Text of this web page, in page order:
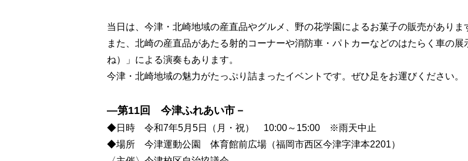
当日は、今津・北崎地域の産直品やグルメ、野の花学園によるお菓子の販売がありま
また、北崎の産直品があたる射的コーナーや消防車・パトカーなどのはたらく車の
ね）」による演奏もあります。
今津・北崎地域の魅力がたっぷり詰まったイベントです。ぜひ足をお運びください。
―第11回 今津ふれあい市－
◆日時 令和7年5月5日（月・祝） 10:00～15:00 ※雨天中止
◆場所 今津運動公園 体育館前広場（福岡市西区今津字津本2201）